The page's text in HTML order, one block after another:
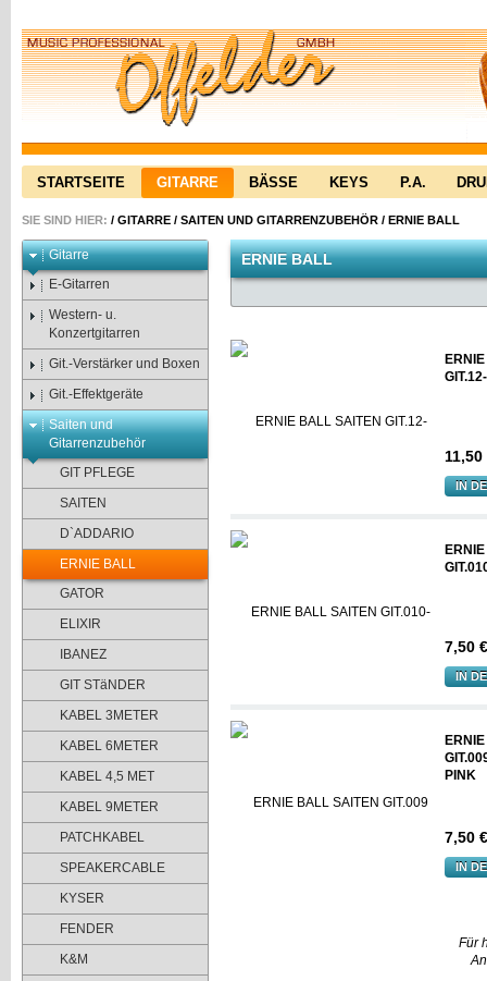
STARTSEITE GITARRE BÄSSE KEYS P.A.
SIE SIND HIER: / GITARRE / SAITEN UND GITARRENZUBEHÖR / ERNIE BALL
Gitarre
E-Gitarren
Western- u.
Konzertgitarren
Git.-Verstärker und Boxen
Git.-Effektgeräte
Saiten und
Gitarrenzubehör
GIT PFLEGE
SAITEN
D`ADDARIO
ERNIE BALL
GATOR
ELIXIR
IBANEZ
GIT STäNDER
KABEL 3METER
KABEL 6METER
KABEL 4,5 MET
KABEL 9METER
PATCHKABEL
SPEAKERCABLE
KYSER
FENDER
K&M
ERNIE BALL
IN
7,50
IN
PINK
7,50
IN
Für